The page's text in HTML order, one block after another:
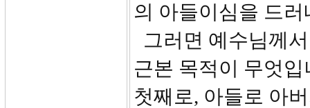
의 아들이심을 드
그러면 예수님께
근본 목적이 무엇입
첫째로, 아들로 아